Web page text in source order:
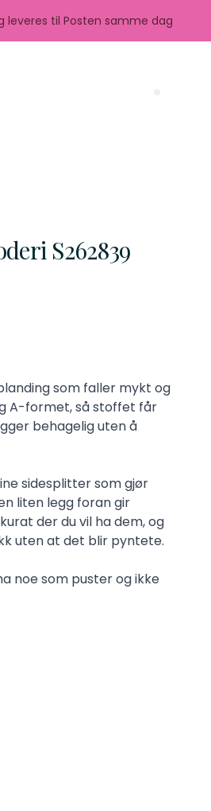
leveres til Posten samme dag
S262839
som faller mykt og
A-formet, så stoffet får
behagelig uten å
sidesplitter som gjør
liten legg foran gir
der du vil ha dem, og
uten at det blir pyntete.
noe som puster og ikke